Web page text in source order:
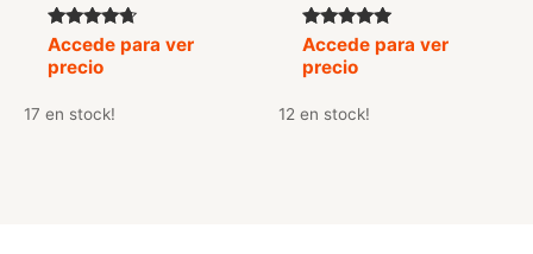
Valorado
con
4.50
Accede para ver
precio
17 en stock!
Valorado
con
5.00
Accede para ver
precio
12 en stock!